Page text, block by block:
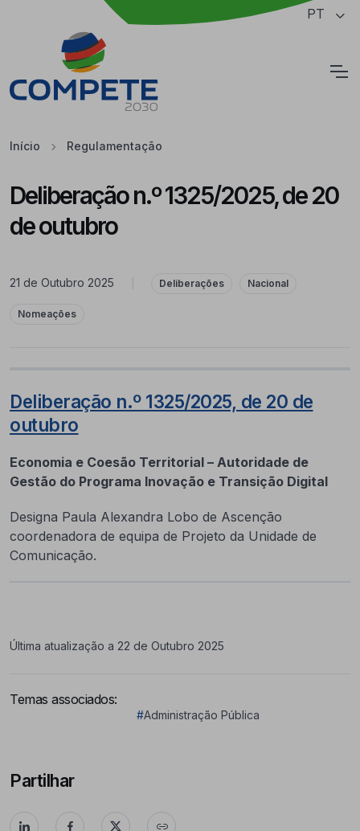
Saltar para o conteúdo principal da página PT
Início Regulamentação
Deliberação n.º 1325/2025, de 20
de outubro
21 de Outubro 2025 Deliberações Nacional
Nomeações
Deliberação n.º 1325/2025, de 20 de
outubro
Economia e Coesão Territorial – Autoridade de
Gestão do Programa Inovação e Transição Digital
Designa Paula Alexandra Lobo de Ascenção
coordenadora de equipa de Projeto da Unidade de
Comunicação.
Última atualização a 22 de Outubro 2025
Temas associados:
#Administração Pública
Partilhar